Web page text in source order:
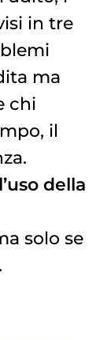
in tre
ma
chi
il
l’uso della
solo se